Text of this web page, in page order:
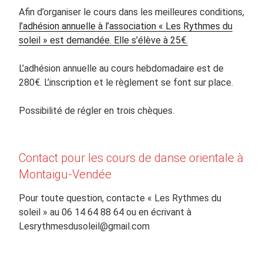
Afin d’organiser le cours dans les meilleures conditions,
l’adhésion annuelle à l’association « Les Rythmes du
soleil » est demandée. Elle s’élève à 25€.
L’adhésion annuelle au cours hebdomadaire est de
280€. L’inscription et le règlement se font sur place.
Possibilité de régler en trois chèques.
Contact pour les cours de danse orientale à
Montaigu-Vendée
Pour toute question, contacte « Les Rythmes du
soleil » au 06 14 64 88 64 ou en écrivant à
Lesrythmesdusoleil@gmail.com